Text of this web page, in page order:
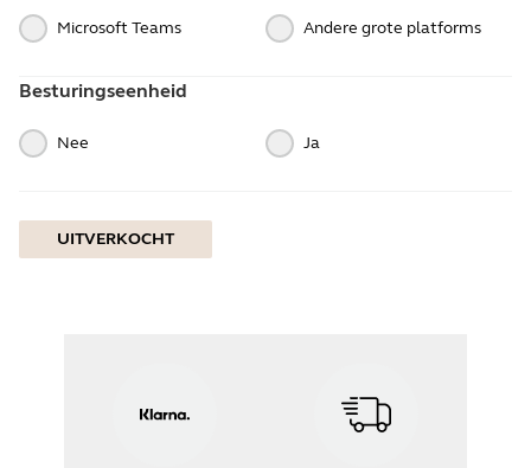
Microsoft Teams Andere grote platforms
Besturingseenheid
Nee Ja
UITVERKOCHT